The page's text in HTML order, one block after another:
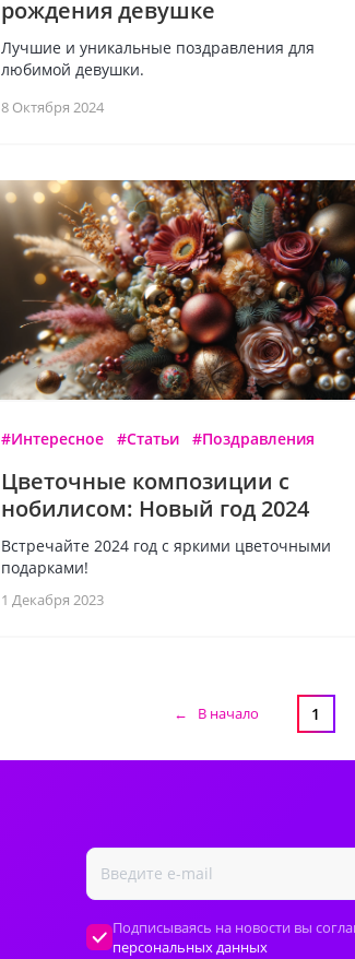
рождения девушке
Лучшие и уникальные поздравления для
любимой девушки.
8 Октября 2024
#Интересное #Статьи #Поздравления
Цветочные композиции с
нобилисом: Новый год 2024
Встречайте 2024 год с яркими цветочными
подарками!
1 Декабря 2023
← В начало 1
Подписываясь на новости вы
персональных данных